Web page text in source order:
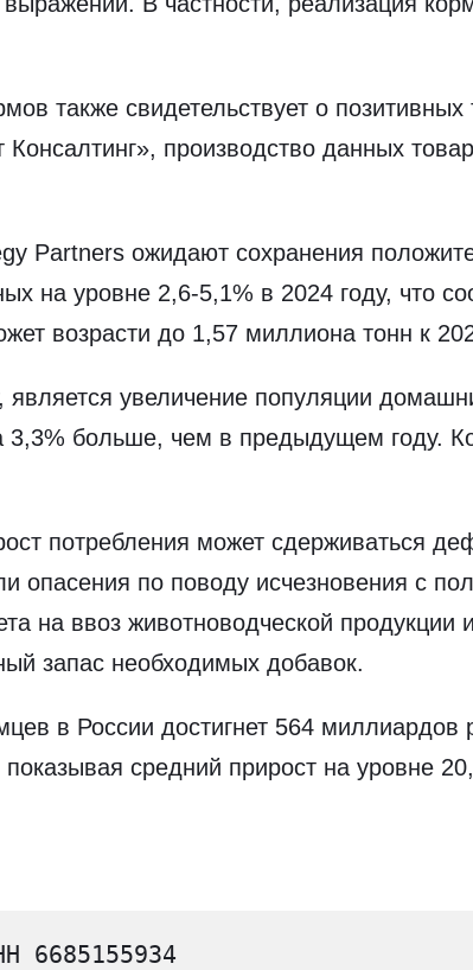
также свидетельствует о
производство данных
Partners ожидают сохранения
на уровне 2,6-5,1% в 2024 году, что
возрасти до 1,57 миллиона тонн к
увеличение популяции
больше, чем в предыдущем году.
потребления может сдерживаться
опасения по поводу исчезновения с
на ввоз животноводческой
запас необходимых добавок.
в России достигнет 564
средний прирост на уровне
6685155934